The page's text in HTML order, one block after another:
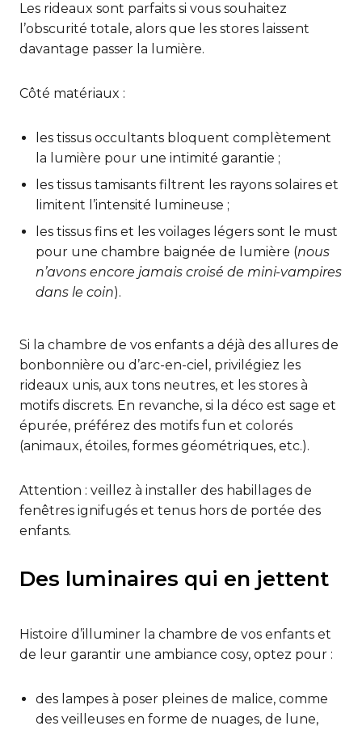
Les rideaux sont parfaits si vous souhaitez
l’obscurité totale, alors que les stores laissent
davantage passer la lumière.
Côté matériaux :
les tissus occultants bloquent complètement
la lumière pour une intimité garantie ;
les tissus tamisants filtrent les rayons solaires et
limitent l’intensité lumineuse ;
les tissus fins et les voilages légers sont le must
pour une chambre baignée de lumière (nous
n’avons encore jamais croisé de mini-vampires
dans le coin).
Si la chambre de vos enfants a déjà des allures de
bonbonnière ou d’arc-en-ciel, privilégiez les
rideaux unis, aux tons neutres, et les stores à
motifs discrets. En revanche, si la déco est sage et
épurée, préférez des motifs fun et colorés
(animaux, étoiles, formes géométriques, etc.).
Attention : veillez à installer des habillages de
fenêtres ignifugés et tenus hors de portée des
enfants.
Des luminaires qui en jettent
Histoire d’illuminer la chambre de vos enfants et
de leur garantir une ambiance cosy, optez pour :
des lampes à poser pleines de malice, comme
des veilleuses en forme de nuages, de lune,